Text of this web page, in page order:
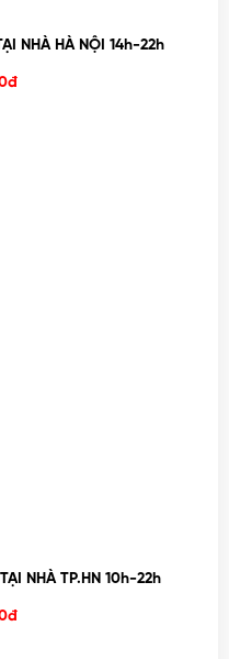
NHÀ HÀ NỘI 14h-22h
NHÀ TP.HN 10h-22h